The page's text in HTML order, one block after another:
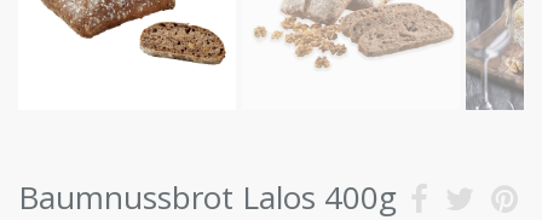
Baumnussbrot Lalos 400g